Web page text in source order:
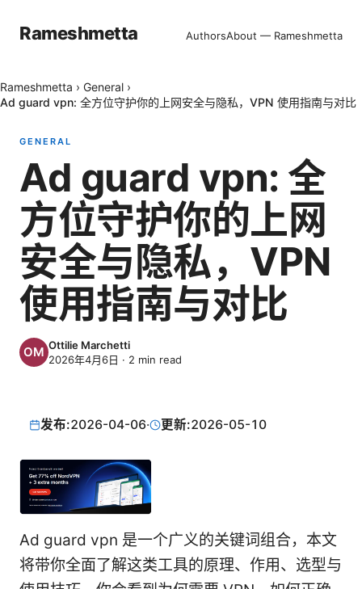
Rameshmetta AuthorsAbout — Rameshmetta
Rameshmetta › General ›
Ad guard vpn: 全方位守护你的上网安全与隐私，VPN 使用指南与对比
GENERAL
Ad guard vpn: 全
方位守护你的上网
安全与隐私，VPN
使用指南与对比
Ottilie Marchetti
2026年4月6日 · 2 min read
发布:2026-04-06· 更新:2026-05-10
Ad guard vpn 是一个广义的关键词组合，本文
将带你全面了解这类工具的原理、作用、选型与